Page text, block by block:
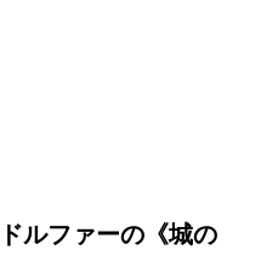
ルファーの《城の